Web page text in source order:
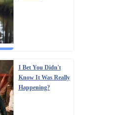
I Bet You Didn't
Know It Was Really
Happening?